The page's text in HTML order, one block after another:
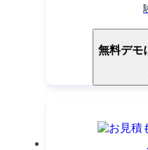
無料デモ